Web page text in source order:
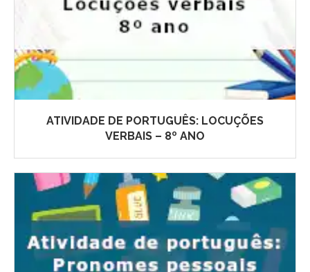
ATIVIDADE DE PORTUGUÊS: LOCUÇÕES
VERBAIS – 8º ANO